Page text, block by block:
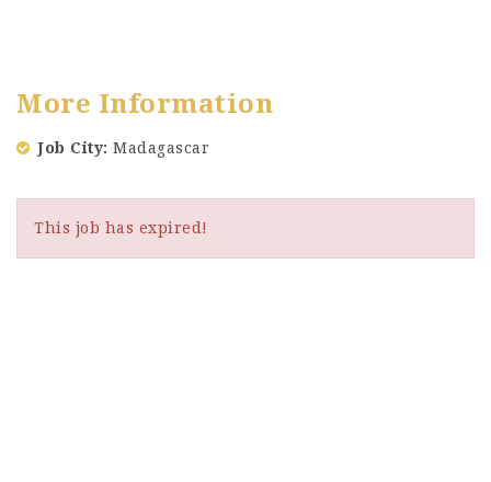
More Information
Job City Madagascar
This job has expired!